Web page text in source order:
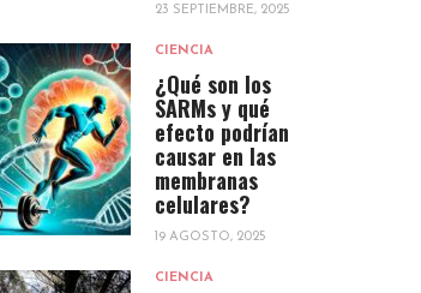
23 SEPTIEMBRE, 2025
CIENCIA
¿Qué son los
SARMs y qué
efecto podrían
causar en las
membranas
celulares?
19 AGOSTO, 2025
CIENCIA